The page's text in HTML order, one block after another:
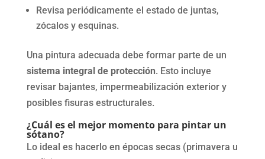
Revisa periódicamente el estado de juntas,
zócalos y esquinas.
Una pintura adecuada debe formar parte de un
sistema integral de protección. Esto incluye
revisar bajantes, impermeabilización exterior y
posibles fisuras estructurales.
¿Cuál es el mejor momento para pintar un
sótano?
Lo ideal es hacerlo en épocas secas (primavera u